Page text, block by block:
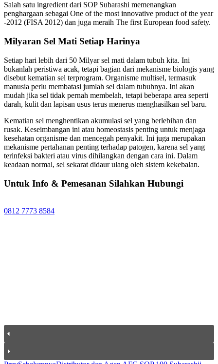
Salah satu ingredient dari SOP Subarashi memenangkan
penghargaan sebagai One of the most innovative product of the year
-2012 (FISA 2012) dan juga meraih The first European food safety.
Milyaran Sel Mati Setiap Harinya
Setiap hari lebih dari 50 Milyar sel mati dalam tubuh kita. Ini
bukanlah peristiwa acak, tetapi bagian dari mekanisme biologis yang
disebut kematian sel terprogram. Organisme multisel, termasuk
manusia perlu membatasi jumlah sel dalam tubuhnya. Ini akan
mudah jika sel tidak pernah membelah, tetapi beberapa area seperti
darah, kulit dan lapisan usus terus menerus menghasilkan sel baru.
Kematian sel menghentikan akumulasi sel yang berlebihan dan
rusak. Keseimbangan ini atau homeostasis penting untuk menjaga
kesehatan organisme dan mencegah penyakit. Ini juga merupakan
mekanisme pertahanan penting terhadap patogen, karena sel yang
terinfeksi bakteri atau virus dihilangkan dengan cara ini. Dalam
keadaan normal, sel sekarat didaur ulang oleh sistem kekebalan.
Untuk Info & Pemesanan Silahkan Hubungi
0812 7773 8584